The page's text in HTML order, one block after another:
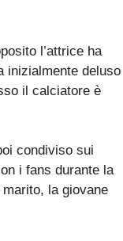
l’attrice ha
inizialmente deluso
il calciatore è
condiviso sui
i fans durante la
la giovane